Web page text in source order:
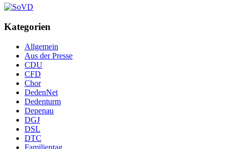
Kategorien
Allgemein
Aus der Presse
CDU
CFD
Chor
DedenNet
Dedenturm
Depenau
DGJ
DSL
DTC
Familientag